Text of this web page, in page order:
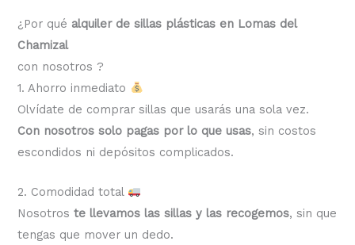
¿Por qué alquiler de sillas plásticas en Lomas del
Chamizal
con nosotros ?
1. Ahorro inmediato
Olvídate de comprar sillas que usarás una sola vez.
Con nosotros solo pagas por lo que usas, sin costos
escondidos ni depósitos complicados.
2. Comodidad total
Nosotroste llevamos las sillas y las recogemos, sin que
tengas que mover un dedo.